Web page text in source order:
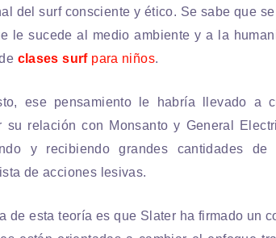
del surf consciente y ético. Se sabe que
le sucede al medio ambiente y a la
clases surf para niños.
ese pensamiento le habría llevado a
su relación con Monsanto y General
y recibiendo grandes cantidades
de acciones lesivas.
de esta teoría es que Slater ha firmado un